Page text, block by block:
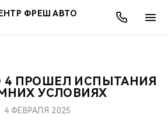
ФРЕШ АВТО
МОДЕЛИ
ПОКУПАТЕЛЯМ
ВЛАДЕЛЬЦАМ
МИР CHERY
АКЦИИ
СЕРВИСЫ
О КОМПАНИИ
4 ПРОШЕЛ ИСПЫТАНИЯ
УСЛОВИЯХ
4 ФЕВРАЛЯ 2025